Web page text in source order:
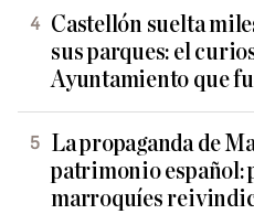
Castellón suelta
sus parques: el
Ayuntamiento que
La propaganda de
patrimonio español:
marroquíes